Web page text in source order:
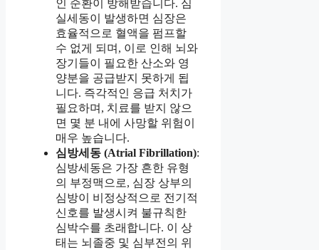
인 순환이 방해받습니다. 심
실세동이 발생하면 심장은
효율적으로 혈액을 펌프할
수 없게 되며, 이로 인해 뇌와
장기들이 필요한 산소와 영
양분을 공급받지 못하게 됩
니다. 즉각적인 응급 처치가
필요하며, 치료를 받지 않으
면 몇 분 내에 사망할 위험이
매우 높습니다.
심방세동 (Atrial Fibrillation):
심방세동은 가장 흔한 유형
의 부정맥으로, 심장 상부의
심방이 비정상적으로 전기적
신호를 발생시켜 불규칙한
심박수를 초래합니다. 이 상
태는 뇌졸중 및 심부전의 위